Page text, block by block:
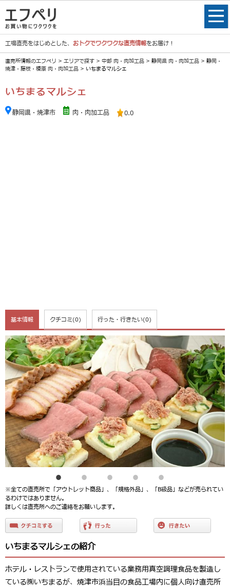
工場直売をはじめとした、 おトクでワクワクな直売情報をお届け！
直売所情報のエフペリ > エリアで探す > 中部 肉・肉加工品 > 静岡県 肉・肉加工品 > 静岡・
焼津・藤枝・榛原 肉・肉加工品 > いちまるマルシェ
いちまるマルシェ
静岡県・焼津市 肉・肉加工品 0.0
基本情報 クチコミ(0) 行った・行きたい(0)
※全ての直売所で「アウトレット商品」、「規格外品」、「B級品」などが売られてい
るわけではありません。
詳しくは直売所へのご連絡をお願いします。
いちまるマルシェの紹介
ホテル・レストランで使用されている業務用真空調理食品を製造し
ている㈱いちまるが、焼津市浜当目の食品工場内に個人向け直売所